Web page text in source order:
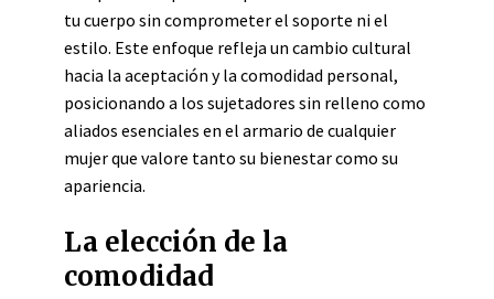
tu cuerpo sin comprometer el soporte ni el
estilo. Este enfoque refleja un cambio cultural
hacia la aceptación y la comodidad personal,
posicionando a los sujetadores sin relleno como
aliados esenciales en el armario de cualquier
mujer que valore tanto su bienestar como su
apariencia.
La elección de la
comodidad